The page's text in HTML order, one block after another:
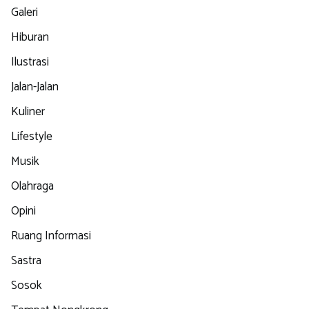
Galeri
Hiburan
Ilustrasi
Jalan-Jalan
Kuliner
Lifestyle
Musik
Olahraga
Opini
Ruang Informasi
Sastra
Sosok